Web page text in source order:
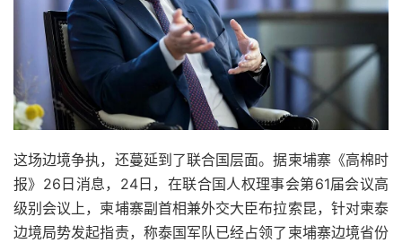
这场边境争执，还蔓延到了联合国层面。据柬埔寨《高棉时
报》26日消息，24日，在联合国人权理事会第61届会议高
级别会议上，柬埔寨副首相兼外交大臣布拉索昆，针对柬泰
边境局势发起指责，称泰国军队已经占领了柬埔寨边境省份